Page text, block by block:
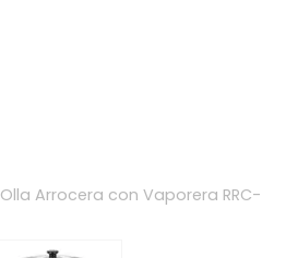
Olla Arrocera con Vaporera RRC-